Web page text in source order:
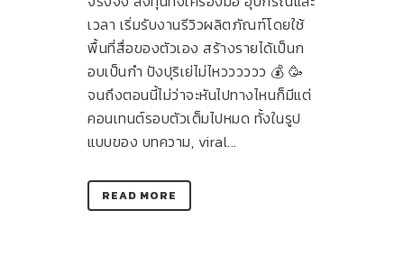
เวลา เริ่มรับงานรีวิวผลิตภัณฑ์โดยใช้
พื้นที่สื่อของตัวเอง สร้างรายได้เป็นก
อบเป็นกำ ปังปุริเย่ไม่ไหวววววว 💰 🥳
จนถึงตอนนี้ไม่ว่าจะหันไปทางไหนก็มีแต่
คอนเทนต์รอบตัวเต็มไปหมด ทั้งในรูป
แบบของ บทความ, viral...
READ MORE